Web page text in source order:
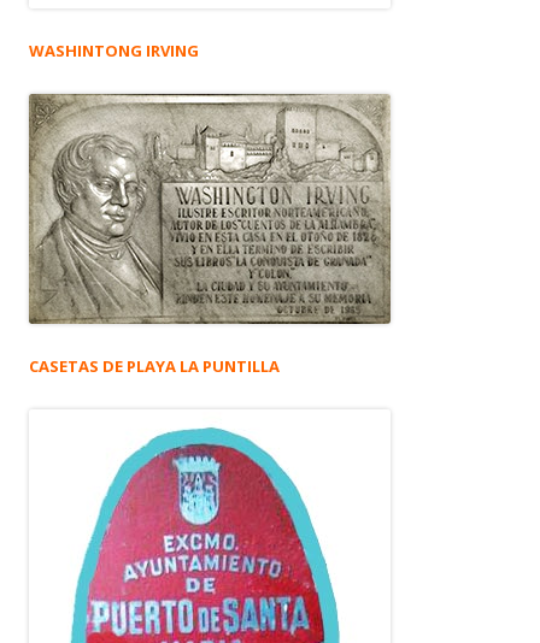
WASHINTONG IRVING
CASETAS DE PLAYA LA PUNTILLA